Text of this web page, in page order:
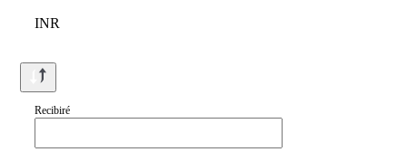
INR
Recibiré